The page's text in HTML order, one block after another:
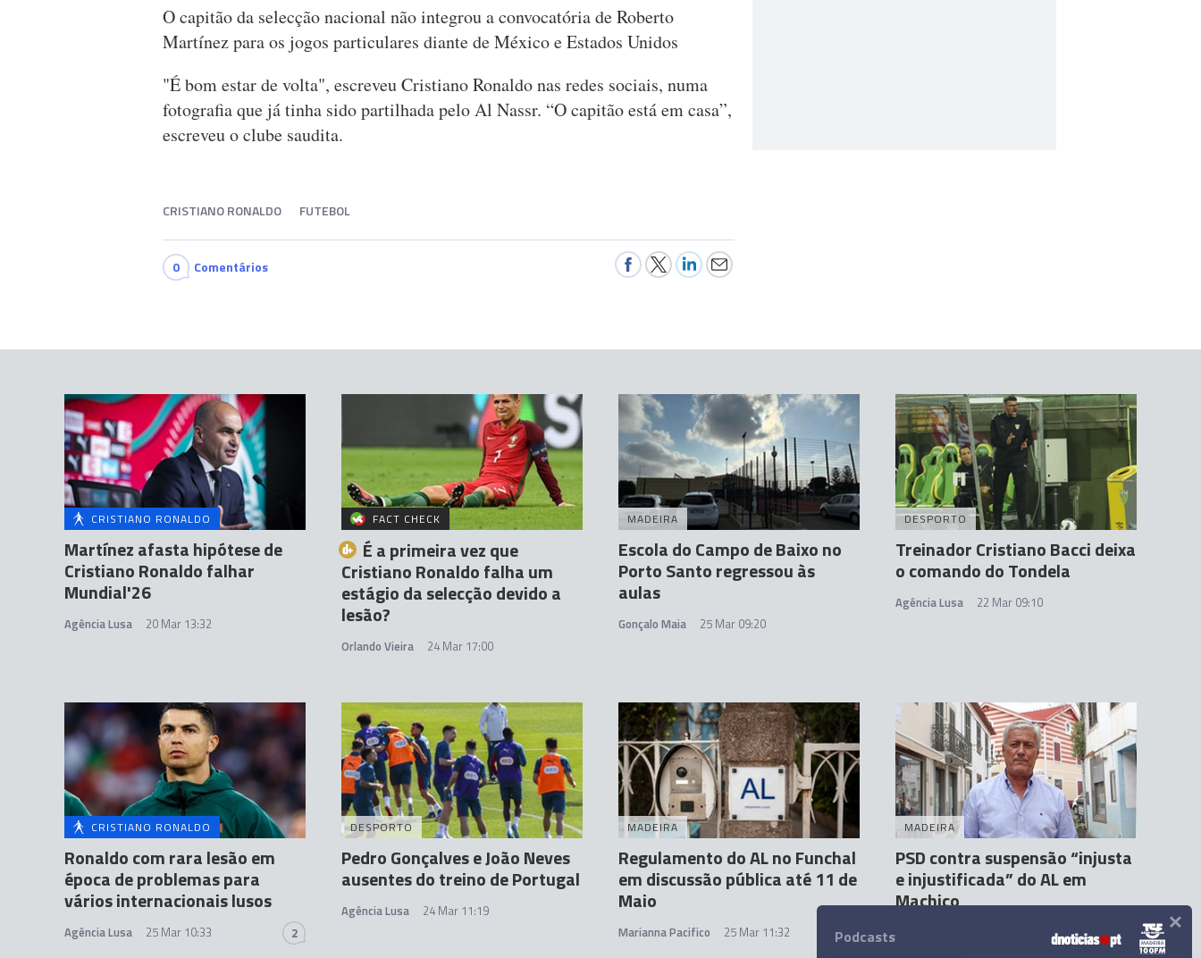
O capitão da selecção nacional não integrou a convocatória de Roberto
Martínez para os jogos particulares diante de México e Estados Unidos
"É bom estar de volta", escreveu Cristiano Ronaldo nas redes sociais, numa
fotografia que já tinha sido partilhada pelo Al Nassr. “O capitão está em casa”,
escreveu o clube saudita.
CRISTIANO RONALDO FUTEBOL
0 Comentários
CRISTIANO RONALDO
Martínez afasta hipótese de
Cristiano Ronaldo falhar
Mundial'26
Agência Lusa 20 Mar 13:32
FACT CHECK
É a primeira vez que
Cristiano Ronaldo falha um
estágio da selecção devido a
lesão?
Orlando Vieira 24 Mar 17:00
MADEIRA
Escola do Campo de Baixo no
Porto Santo regressou às
aulas
Gonçalo Maia 25 Mar 09:20
DESPORTO
Treinador Cristiano Bacci deixa
o comando do Tondela
Agência Lusa 22 Mar 09:10
CRISTIANO RONALDO
Ronaldo com rara lesão em
época de problemas para
vários internacionais lusos
Agência Lusa 25 Mar 10:33 2
DESPORTO
Pedro Gonçalves e João Neves
ausentes do treino de Portugal
Agência Lusa 24 Mar 11:19
MADEIRA
Regulamento do AL no Funchal
em discussão pública até 11 de
Maio
Marianna Pacifico 25 Mar 11:32
MADEIRA
PSD contra suspensão “injusta
e injustificada” do AL em
Machico
19 Mar 20:54
Podcasts ×